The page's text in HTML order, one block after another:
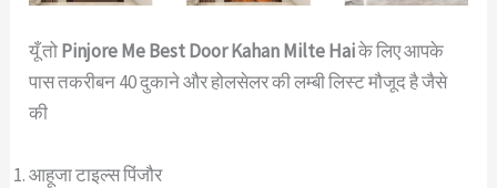
यूँ तोPinjore Me Best Door Kahan Milte Haiके लिए आपके
पास तकरीबन 40 दुकाने और होलसेलर की लम्बी लिस्ट मौजूद है जैसे
की
आहूजा टाइल्स पिंजौर